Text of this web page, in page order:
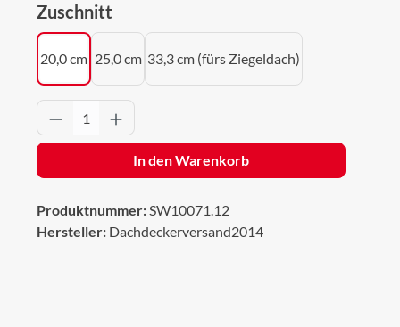
Zuschnitt
20,0 cm 25,0 cm 33,3 cm (fürs Ziegeldach)
Produkt Anzahl: Gib den gewünschten
In den Warenkorb
Produktnummer:SW10071.12
Hersteller: Dachdeckerversand2014